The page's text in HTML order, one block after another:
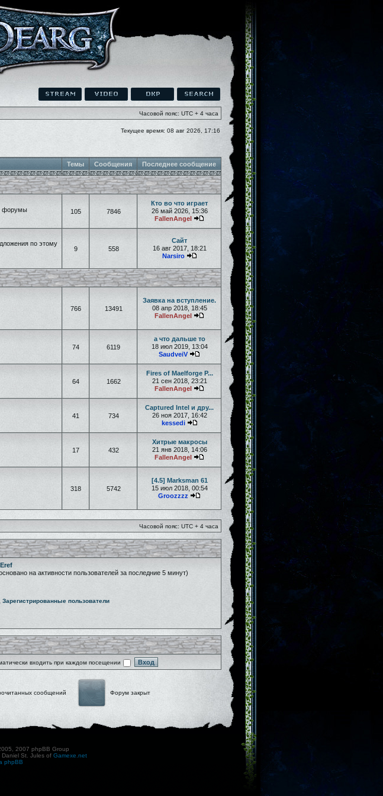
Часовой пояс: UTC + 4 часа
Текущее время: 08 авг 2026, 17:16
Темы Сообщения Последнее сообщение
форумы
105 7846
Кто во что играет
26 май 2026, 15:36
FallenAngel
по этому
9 558
Сайт
16 авг 2017, 18:21
Narsiro
766 13491
Заявка на вступление.
08 апр 2018, 18:45
FallenAngel
74 6119
а что дальше то
18 июл 2019, 13:04
SaudveiV
64 1662
Fires of Maelforge P...
21 сен 2018, 23:21
FallenAngel
41 734
Captured Intel и дру...
26 ноя 2017, 16:42
kessedi
17 432
Хитрые макросы
21 янв 2018, 14:06
FallenAngel
318 5742
[4.5] Marksman 61
15 июл 2018, 00:54
Groozzzz
Часовой пояс: UTC + 4 часа
Eref
на активности пользователей за последние 5 минут)
Зарегистрированные пользователи
входить при каждом посещении
сообщений Форум закрыт
2007 phpBB Group
Daniel St. Jules of Gamexe.net
phpBB